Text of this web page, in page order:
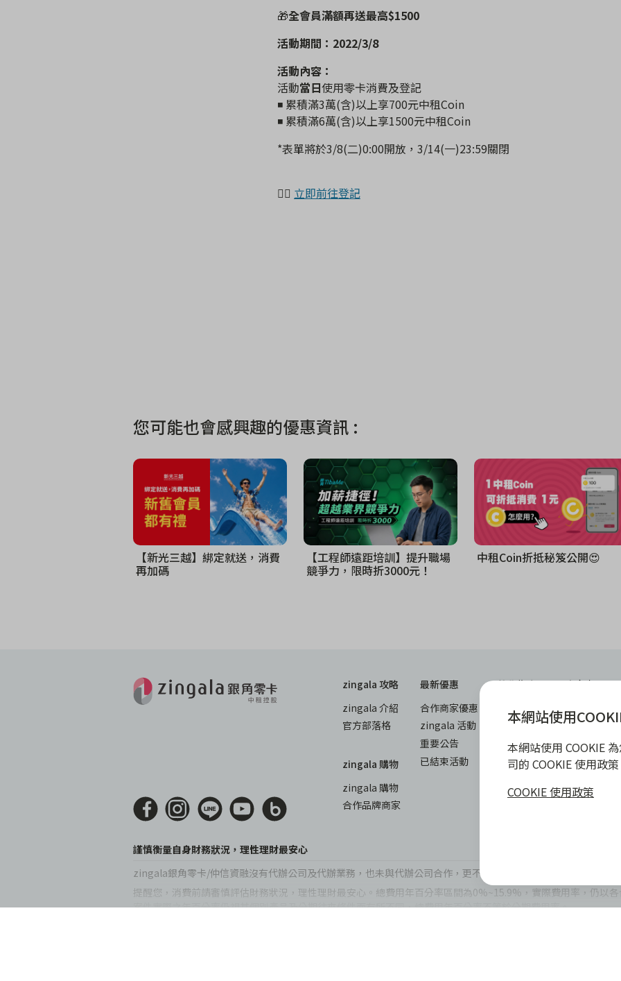
🎁全會員滿額再送最高$1500
活動期間：2022/3/8
活動內容：
活動當日使用零卡消費及登記
◾ 累積滿3萬(含)以上享700元中租Coin
◾ 累積滿6萬(含)以上享1500元中租Coin
*表單將於3/8(二)0:00開放，3/14(一)23:59關閉
👉🏻 立即前往登記
您可能也會感興趣的優惠資訊 :
【新光三越】綁定就送，消費
再加碼
【工程師遠距培訓】提升職場
競爭力，限時折3000元！
中租Coin折抵秘笈公開😍
zingala 攻略
zingala 介紹
官方部落格
zingala 購物
zingala 購物
合作品牌商家
最新優惠
合作商家優惠
zingala 活動
重要公告
已結束活動
教學指南
全部教學
常見問與答
聯絡客服
商家專區
合作方案及
成為
商家成長學
商家後台登
謹慎衡量自身財務狀況，理性理財最安心
zingala銀角零卡/仲信資融沒有代辦公司及代辦業務，也未與代辦公司合作，更不會要求您提供實體銀行提款卡
提醒您，消費前請審慎評估財務狀況，理性理財最安心。總費用年百分率區間為0%~15.9%，實際費用率，仍以
案件實際之年百分率仍視其個別產品及分期往來條件而有所不同，總費用年百分率不等於分期費用率。
本網站使用
本網站使用 COOKIE
司的 COOKIE 使用政
COOKIE 使用政策